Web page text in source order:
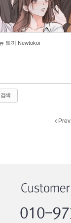
토끼 Newtokoi
검색
Prev